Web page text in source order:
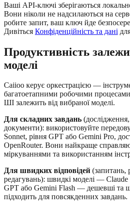
Ваші API-ключі зберігаються
Вони ніколи не надсилаються на
робите запит, ваш ключ йде
Дивіться Конфіденційність та дані
Продуктивність
моделі
Caiioo керує оркестрацією —
багатоетапними робочими
ШІ залежить від вибраної моделі.
Для складних завдань (дослідження,
документи): використовуйте
Sonnet, рівня GPT або Gemini Pro,
OpenRouter. Вони найкраще
міркуваннями та використанням
Для швидких відповідей (запитань,
редагувань): швидкі моделі —
GPT або Gemini Flash — дешевші та
підходить для повсякденних завдань.